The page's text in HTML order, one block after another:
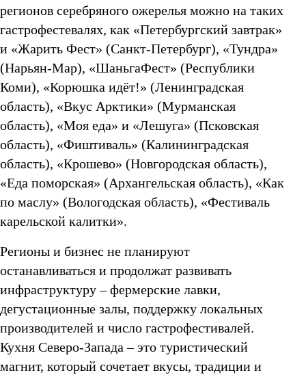
регионов серебряного ожерелья можно на таких
гастрофестевалях, как «Петербургский завтрак»
и «Жарить Фест» (Санкт-Петербург), «Тундра»
(Нарьян-Мар), «ШаньгаФест» (Республики
Коми), «Корюшка идёт!» (Ленинградская
область), «Вкус Арктики» (Мурманская
область), «Моя еда» и «Лешуга» (Псковская
область), «Фиштиваль» (Калининградская
область), «Крошево» (Новгородская область),
«Еда поморская» (Архангельская область), «Как
по маслу» (Вологодская область), «Фестиваль
карельской калитки».
Регионы и бизнес не планируют
останавливаться и продолжат развивать
инфраструктуру – фермерские лавки,
дегустационные залы, поддержку локальных
производителей и число гастрофестивалей.
Кухня Северо-Запада – это туристический
магнит, который сочетает вкусы, традиции и